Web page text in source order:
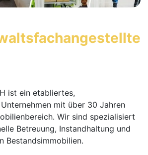
ist ein etabliertes,
mit über 30 Jahren
Wir sind spezialisiert
Betreuung, Instandhaltung und
Bestandsimmobilien.